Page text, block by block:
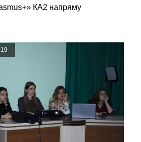
КА2 напряму